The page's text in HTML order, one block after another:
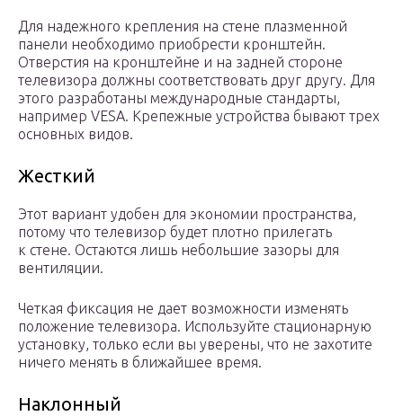
Для надежного крепления на стене плазменной
панели необходимо приобрести кронштейн.
Отверстия на кронштейне и на задней стороне
телевизора должны соответствовать друг другу. Для
этого разработаны международные стандарты,
например VESA. Крепежные устройства бывают трех
основных видов.
Жесткий
Этот вариант удобен для экономии пространства,
потому что телевизор будет плотно прилегать
к стене. Остаются лишь небольшие зазоры для
вентиляции.
Четкая фиксация не дает возможности изменять
положение телевизора. Используйте стационарную
установку, только если вы уверены, что не захотите
ничего менять в ближайшее время.
Наклонный